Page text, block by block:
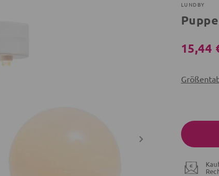
LUNDBY
15,44